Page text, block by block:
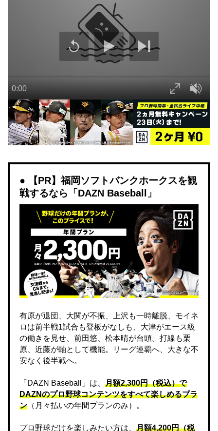
【PR】福岡ソフトバンクホークスを観
戦するなら「DAZN Baseball」
有原が退団、大関が不振、上沢も一時離脱、モイネ
ロは前半戦1試合も登板がなしも、大津がエース級
の働きを見せ、前田悠、松本晴が台頭。打線も栗
原、近藤が軸として機能。リーグ連覇へ、大きな不
安なく後半戦へ。
「DAZN Baseball」は、 月額2,300円（税込）で
DAZNのプロ野球コンテンツをすべて楽しめるプラ
ン （月々払いの年間プランのみ）。
プロ野球だけを楽しみたい方は、 月額4,200円（税